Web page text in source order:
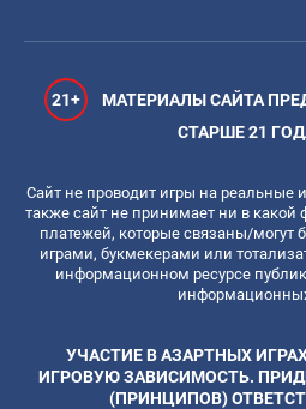
21+
МАТЕРИАЛЫ САЙТА
СТАРШЕ 21
Сайт не проводит игры на реальные
также сайт не принимает ни в какой
платежей, которые связаны/могут
играми, букмекерами или
информационном ресурсе
УЧАСТИЕ В АЗАРТНЫХ
ИГРОВУЮ ЗАВИСИМОСТЬ.
(ПРИНЦИПОВ)